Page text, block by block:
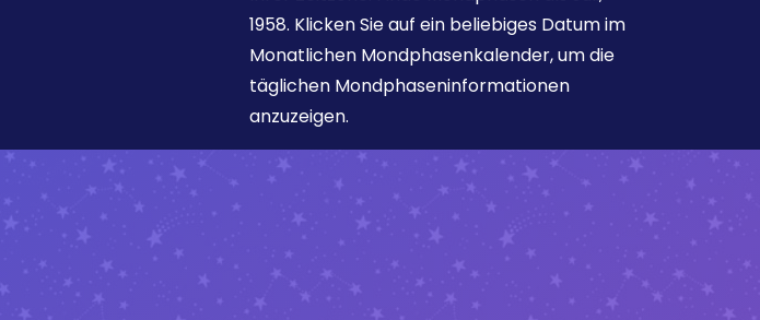
1958. Klicken Sie auf ein beliebiges Datum im
Monatlichen Mondphasenkalender, um die
täglichen Mondphaseninformationen
anzuzeigen.